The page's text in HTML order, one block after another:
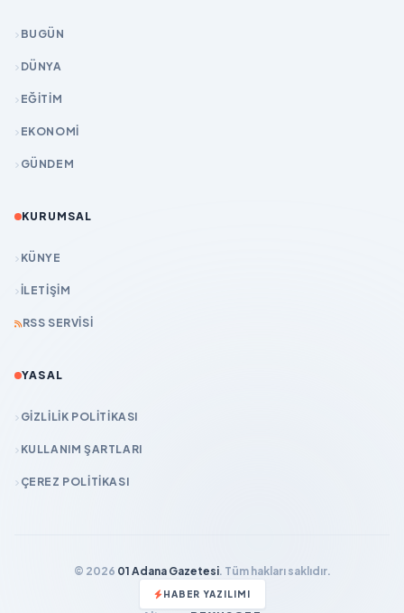
BUGÜN
DÜNYA
EĞİTİM
EKONOMİ
GÜNDEM
KURUMSAL
KÜNYE
İLETIŞIM
RSS SERVISI
YASAL
GIZLILIK POLITIKASI
KULLANIM ŞARTLARI
ÇEREZ POLITIKASI
© 2026 01 Adana Gazetesi. Tüm hakları saklıdır.
HABER YAZILIMI